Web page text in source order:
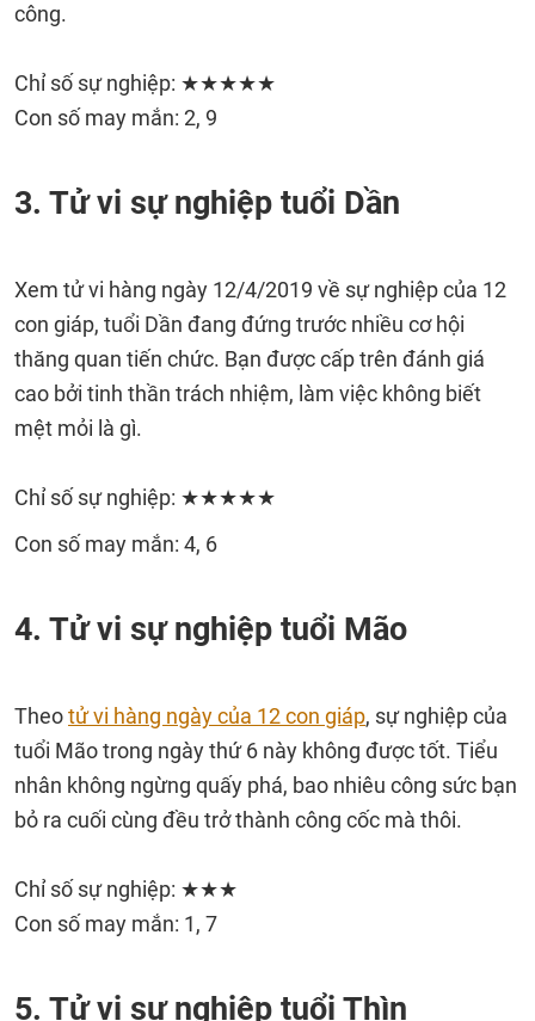
công.
Chỉ số sự nghiệp: ★★★★★
Con số may mắn: 2, 9
3. Tử vi sự nghiệp tuổi Dần
Xem tử vi hàng ngày 12/4/2019 về sự nghiệp của 12
con giáp, tuổi Dần đang đứng trước nhiều cơ hội
thăng quan tiến chức. Bạn được cấp trên đánh giá
cao bởi tinh thần trách nhiệm, làm việc không biết
mệt mỏi là gì.
Chỉ số sự nghiệp: ★★★★★
Con số may mắn: 4, 6
4. Tử vi sự nghiệp tuổi Mão
Theotử vi hàng ngày của 12 con giáp, sự nghiệp của
tuổi Mão trong ngày thứ 6 này không được tốt. Tiểu
nhân không ngừng quấy phá, bao nhiêu công sức bạn
bỏ ra cuối cùng đều trở thành công cốc mà thôi.
Chỉ số sự nghiệp: ★★★
Con số may mắn: 1, 7
5. Tử vi sự nghiệp tuổi Thìn